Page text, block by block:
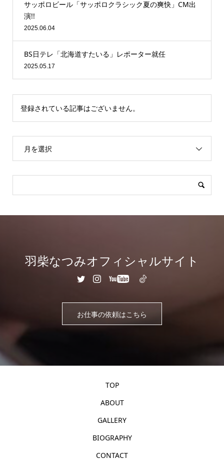
サッポロビール「サッポロクラシック夏の爽快」CM出
演!!
2025.06.04
BS日テレ「北海道すたいる」レポーター就任
2025.05.17
登録されている記事はございません。
月を選択
羽柴なつみオフィシャルサイト
お仕事の依頼はこちら
TOP
ABOUT
GALLERY
BIOGRAPHY
CONTACT